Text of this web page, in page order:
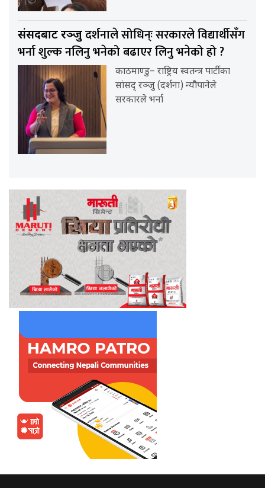
संसदबाट रञ्जुदर्शनाले सोधिन्ः सरकारले विद्यार्थीसँग
भर्ना शुल्क नलिनु भनेको बढाएर लिनु भनेको हो ?
काठमाण्डु– राष्ट्रिय स्वतन्त्र पार्टीका
सांसद् रञ्जु (दर्शना) न्यौपानेले
सरकारले भर्ना